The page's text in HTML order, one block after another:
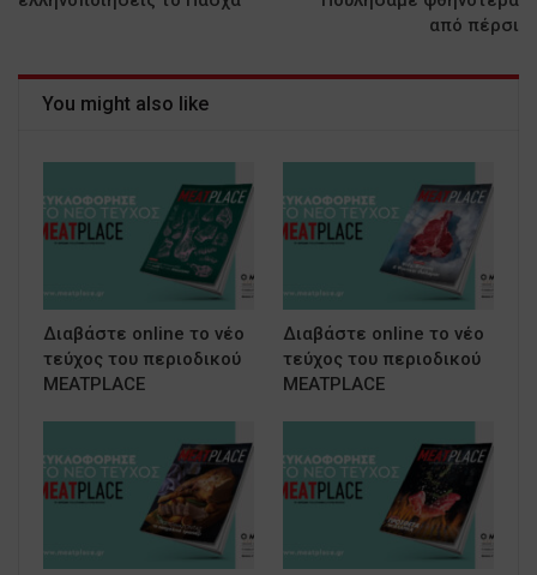
από πέρσι
You might also like
Διαβάστε online το νέο
τεύχος του περιοδικού
MEATPLACE
Διαβάστε online το νέο
τεύχος του περιοδικού
MEATPLACE